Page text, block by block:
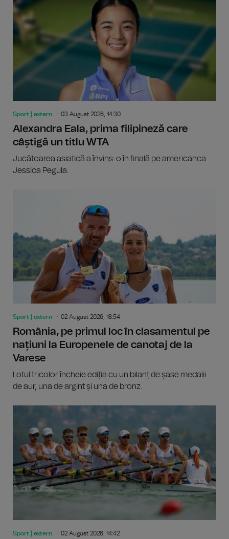
Sport | extern 03 August 2026, 14:30
Alexandra Eala, prima filipineză care
câștigă un titlu WTA
Jucătoarea asiatică a învins-o în finală pe americanca
Jessica Pegula.
Sport | extern 02 August 2026, 18:54
România, pe primul loc în clasamentul pe
națiuni la Europenele de canotaj de la
Varese
Lotul tricolor încheie ediția cu un bilanț de șase medalii
de aur, una de argint și una de bronz.
Sport | extern 02 August 2026, 14:42